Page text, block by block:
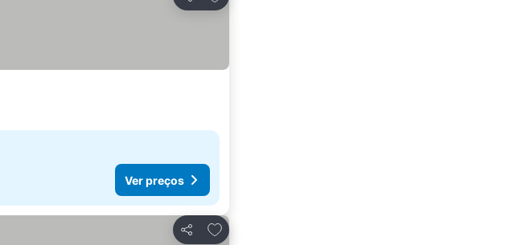
Partilhar
Ver preços
Partilhar
Adicionar aos favoritos